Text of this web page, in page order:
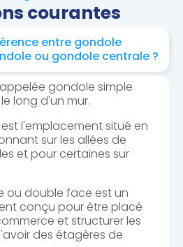
courantes
entre gondole
ou gondole centrale ?
gondole simple
long d'un mur.
l'emplacement situé en
sur les allées de
et pour certaines sur
ou double face est un
conçu pour être placé
et structurer les
des étagères de